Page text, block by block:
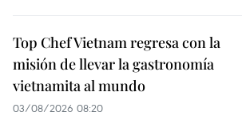
Top Chef Vietnam regresa con la
misión de llevar la gastronomía
vietnamita al mundo
03/08/2026 08:20